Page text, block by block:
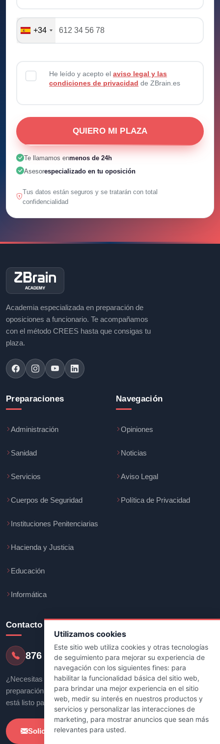
Utilizamos cookies
Este sitio web utiliza cookies y otras tecnologías
de seguimiento para mejorar su experiencia de
navegación con los siguientes fines: para
habilitar la funcionalidad básica del sitio web,
para brindar una mejor experiencia en el sitio
web, medir su interés en nuestros productos y
servicios y personalizar las interacciones de
marketing, para mostrar anuncios que sean más
relevantes para usted.
+34
He leído y acepto elaviso legal y las
condiciones de privacidad de ZBrain.es
QUIERO MI PLAZA
Te llamamos enmenos de 24h
Asesorespecializado en tu oposición
Tus datos están seguros y se tratarán con total
confidencialidad
Academia especializada en preparación de
oposiciones a funcionario. Te acompañamos
con el método CREES hasta que consigas tu
plaza.
Preparaciones
Administración
Sanidad
Servicios
Cuerpos de Seguridad
Instituciones Penitenciarias
Hacienda y Justicia
Educación
Informática
Navegación
Opiniones
Noticias
Aviso Legal
Política de Privacidad
Contacto
876 247 237
¿Necesitas más información sobre tu
preparación? Nuestro equipo de asesores
está listo para ayudarte.
Solicitar Información